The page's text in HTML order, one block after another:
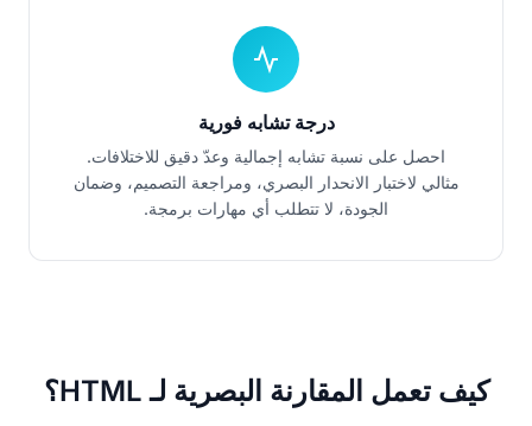
درجة تشابه فورية
احصل على نسبة تشابه إجمالية وعدّ دقيق للاختلافات.
مثالي لاختبار الانحدار البصري، ومراجعة التصميم، وضمان
الجودة، لا تتطلب أي مهارات برمجة.
كيف تعمل المقارنة البصرية لـ HTML؟